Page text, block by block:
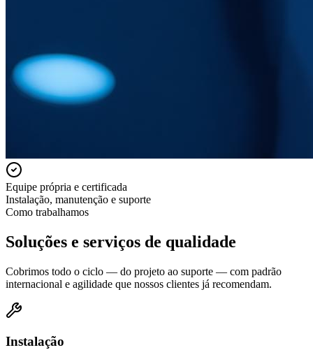
Equipe própria e certificada
Instalação, manutenção e suporte
Como trabalhamos
Soluções e serviços de qualidade
Cobrimos todo o ciclo — do projeto ao suporte — com padrão
internacional e agilidade que nossos clientes já recomendam.
Instalação